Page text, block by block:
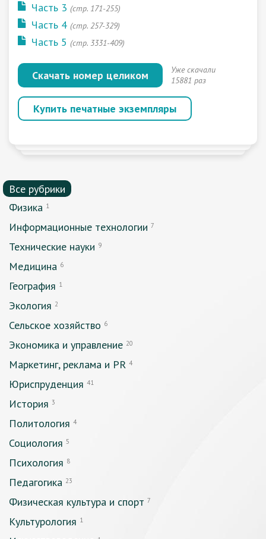
Часть 3 (стр. 171-255)
Часть 4 (стр. 257-329)
Часть 5 (стр. 3331-409)
Скачать номер целиком
Уже скачали
15881 раз
Купить печатные экземпляры
Все рубрики
Физика 1
Информационные технологии 7
Технические науки 9
Медицина 6
География 1
Экология 2
Сельское хозяйство 6
Экономика и управление 20
Маркетинг, реклама и PR 4
Юриспруденция 41
История 3
Политология 4
Социология 5
Психология 8
Педагогика 23
Физическая культура и спорт 7
Культурология 1